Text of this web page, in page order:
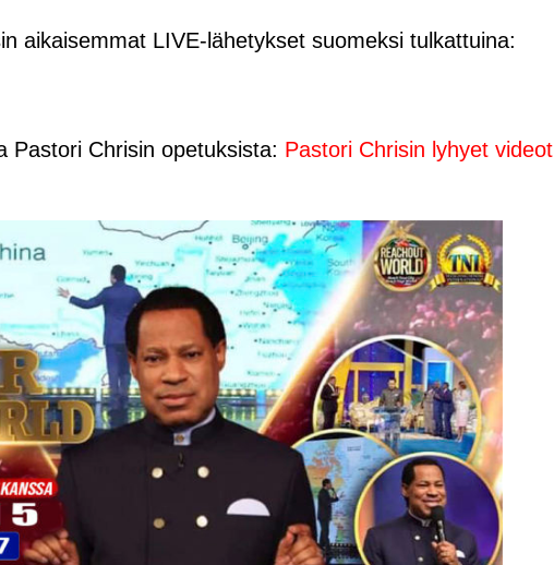
aikaisemmat LIVE-lähetykset suomeksi tulkattuina:
Pastori Chrisin opetuksista: Pastori Chrisin lyhyet videot